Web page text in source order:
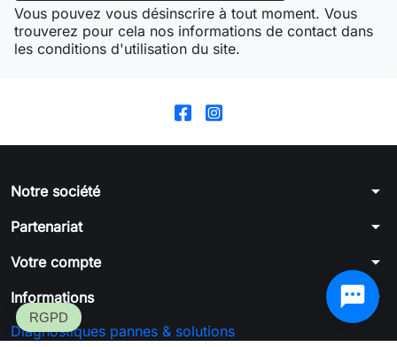
Vous pouvez vous désinscrire à tout moment. Vous
trouverez pour cela nos informations de contact dans
les conditions d'utilisation du site.
Notre société arrow_drop_down
Partenariat arrow_drop_down
Votre compte arrow_drop_down
Informations arrow_drop_down
Diagnostiques pannes & solutions